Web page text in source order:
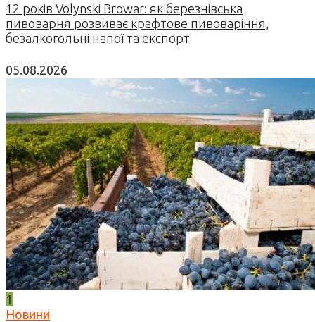
12 років Volynski Browar: як березнівська
пивоварня розвиває крафтове пивоваріння,
безалкогольні напої та експорт
05.08.2026
1
Новини